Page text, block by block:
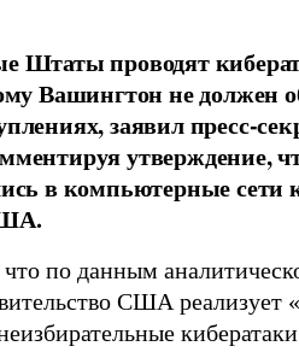
Штаты проводят
Вашингтон не должен
заявил пресс-
утверждение,
в компьютерные
по данным
США реализует